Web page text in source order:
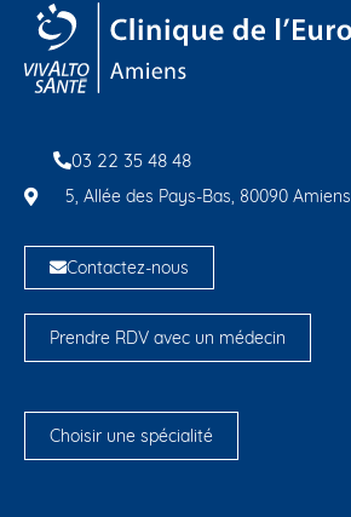
03 22 35 48 48
5, Allée des Pays-Bas, 80090 Amiens
Contactez-nous
Prendre RDV avec un médecin
Choisir une spécialité